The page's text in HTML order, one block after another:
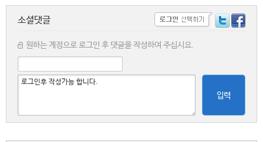
소셜댓글
원하는 계정으로 로그인 후 댓글을 작성하여 주십시요.
입력